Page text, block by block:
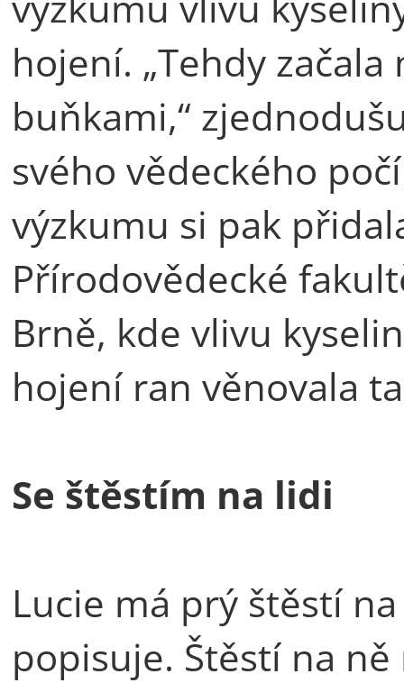
hojení. „Tehdy
buňkami,“
svého vědeckého
výzkumu si pak
Přírodovědecké
Brně, kde vlivu
hojení ran věnovala
Se štěstím na lidi
Lucie má prý štěstí
popisuje. Štěstí na